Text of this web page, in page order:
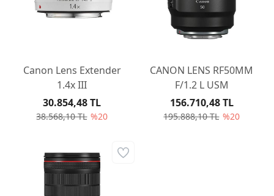
Canon Lens Extender
1.4x III
38.568,10 TL %20
30.854,48 TL
CANON LENS RF50MM
F/1.2 L USM
195.888,10 TL %20
156.710,48 TL